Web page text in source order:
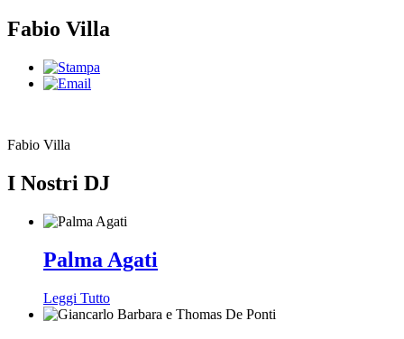
Fabio Villa
Fabio Villa
I Nostri DJ
Palma Agati
Leggi Tutto